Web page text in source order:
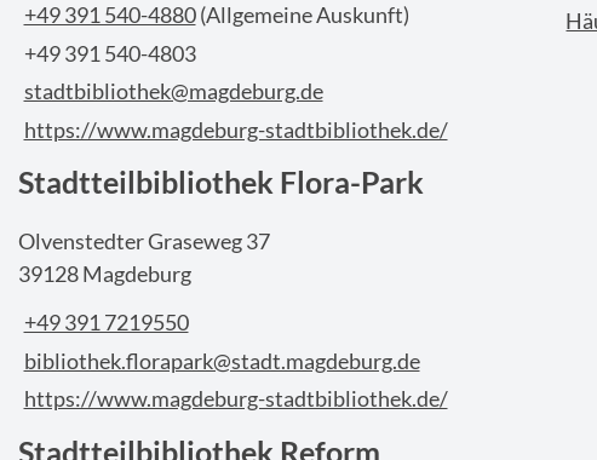
+49 391 540-4880 (Allgemeine Auskunft)
+49 391 540-4803
stadtbibliothek@magdeburg.de
https://www.magdeburg-stadtbibliothek.de/
Stadtteilbibliothek Flora-Park
Olvenstedter Graseweg 37
39128 Magdeburg
+49 391 7219550
bibliothek.florapark@stadt.magdeburg.de
https://www.magdeburg-stadtbibliothek.de/
Stadtteilbibliothek Reform